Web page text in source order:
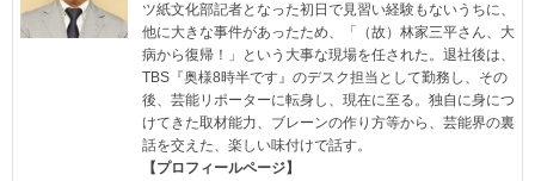
ツ紙文化部記者となった初日で見習い経験もないうちに、
他に大きな事件があったため、「（故）林家三平さん、大
病から復帰！」という大事な現場を任された。退社後は、
TBS『奥様8時半です』のデスク担当として勤務し、その
後、芸能リポーターに転身し、現在に至る。独自に身につ
けてきた取材能力、ブレーンの作り方等から、芸能界の裏
話を交えた、楽しい味付けで話す。
【プロフィールページ】